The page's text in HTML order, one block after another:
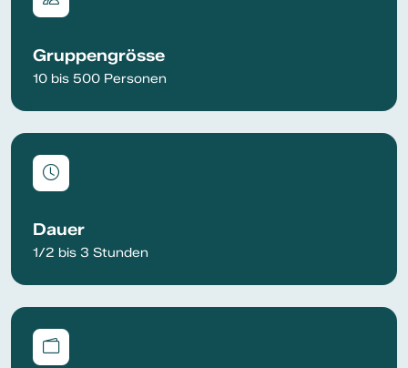
Gruppengrösse
10 bis 500 Personen
Dauer
1/2 bis 3 Stunden